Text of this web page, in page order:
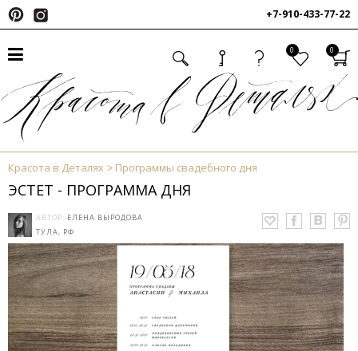
+7-910-433-77-22
0 0
Красота в Деталях Программы свадебного дня
ЭСТЕТ - ПРОГРАММА ДНЯ
АВТОР: ЕЛЕНА ВЫРОДОВА
ТУЛА, РФ